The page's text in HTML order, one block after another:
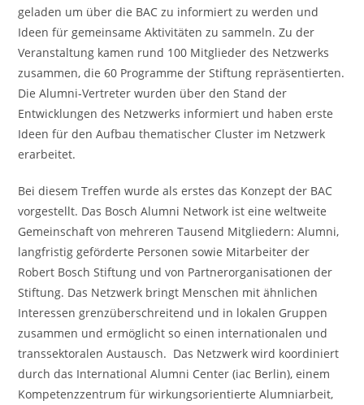
geladen um über die BAC zu informiert zu werden und
Ideen für gemeinsame Aktivitäten zu sammeln. Zu der
Veranstaltung kamen rund 100 Mitglieder des Netzwerks
zusammen, die 60 Programme der Stiftung repräsentierten.
Die Alumni-Vertreter wurden über den Stand der
Entwicklungen des Netzwerks informiert und haben erste
Ideen für den Aufbau thematischer Cluster im Netzwerk
erarbeitet.
Bei diesem Treffen wurde als erstes das Konzept der BAC
vorgestellt. Das Bosch Alumni Network ist eine weltweite
Gemeinschaft von mehreren Tausend Mitgliedern: Alumni,
langfristig geförderte Personen sowie Mitarbeiter der
Robert Bosch Stiftung und von Partnerorganisationen der
Stiftung. Das Netzwerk bringt Menschen mit ähnlichen
Interessen grenzüberschreitend und in lokalen Gruppen
zusammen und ermöglicht so einen internationalen und
transsektoralen Austausch. Das Netzwerk wird koordiniert
durch das International Alumni Center (iac Berlin), einem
Kompetenzzentrum für wirkungsorientierte Alumniarbeit,